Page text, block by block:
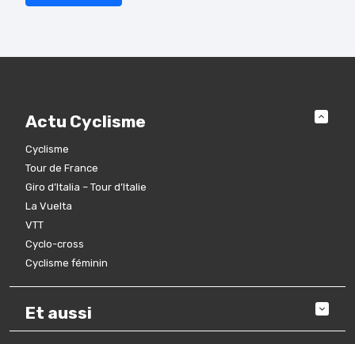
Actu Cyclisme
Cyclisme
Tour de France
Giro d’Italia – Tour d’Italie
La Vuelta
VTT
Cyclo-cross
Cyclisme féminin
Et aussi